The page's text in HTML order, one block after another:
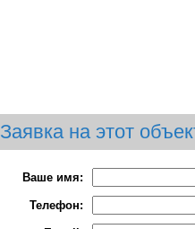
Заявка на этот
Ваше имя:
Телефон: